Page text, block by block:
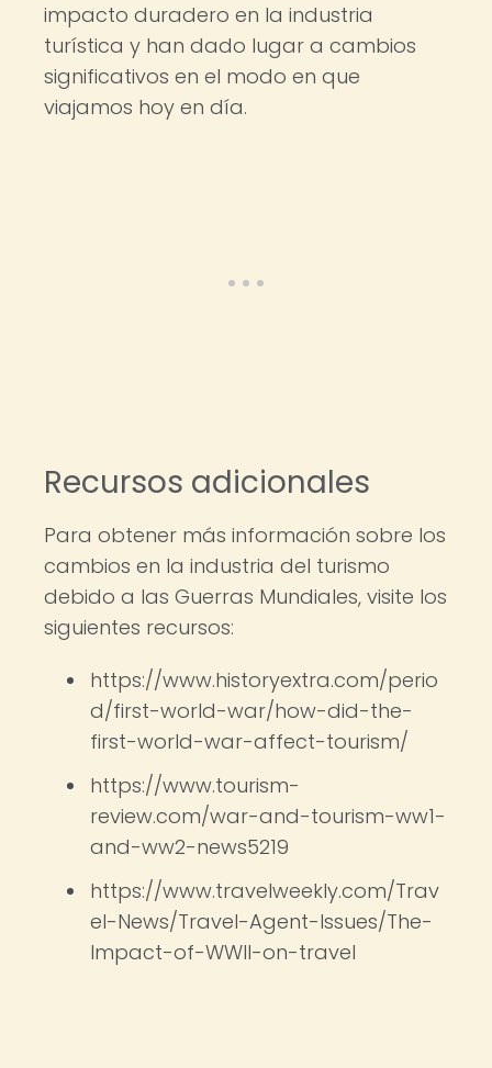
impacto duradero en la industria
turística y han dado lugar a cambios
significativos en el modo en que
viajamos hoy en día.
Recursos adicionales
Para obtener más información sobre los
cambios en la industria del turismo
debido a las Guerras Mundiales, visite los
siguientes recursos:
https://www.historyextra.com/perio
d/first-world-war/how-did-the-
first-world-war-affect-tourism/
https://www.tourism-
review.com/war-and-tourism-ww1-
and-ww2-news5219
https://www.travelweekly.com/Trav
el-News/Travel-Agent-Issues/The-
Impact-of-WWII-on-travel